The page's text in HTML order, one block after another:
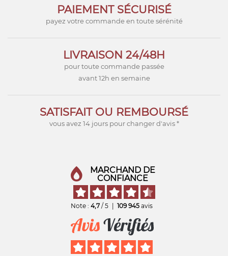
PAIEMENT SÉCURISÉ
payez votre commande en toute sérénité
LIVRAISON 24/48H
pour toute commande passée
avant 12h en semaine
SATISFAIT OU REMBOURSÉ
vous avez 14 jours pour changer d'avis *
MARCHAND DE
CONFIANCE
Note : 4,7 / 5 109 945 avis